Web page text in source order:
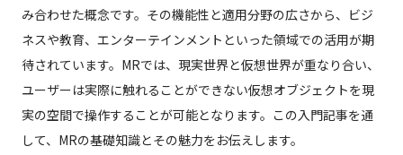
み合わせた概念です。その機能性と適用分野の広さから、ビジ
ネスや教育、エンターテインメントといった領域での活用が期
待されています。MRでは、現実世界と仮想世界が重なり合い、
ユーザーは実際に触れることができない仮想オブジェクトを現
実の空間で操作することが可能となります。この入門記事を通
して、MRの基礎知識とその魅力をお伝えします。